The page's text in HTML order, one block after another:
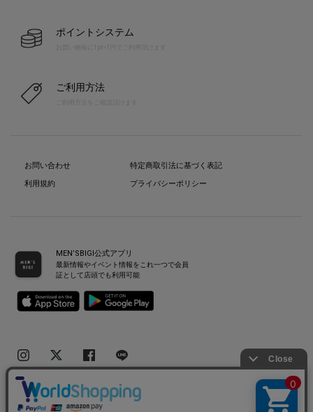
ポイントシステム
お買い物毎に1pt=1円でご利用頂けます
ご利用方法
お問い合わせ
利用規約
特定商取引法に基づく表記
プライバシーポリシー
MEN’SBIGI公式アプリ
最新情報やイベント情報をこれ一つで会員
証として店頭でも利用可能
Copyright(C) Bigi Co.,Ltd.All Rights Reserved.